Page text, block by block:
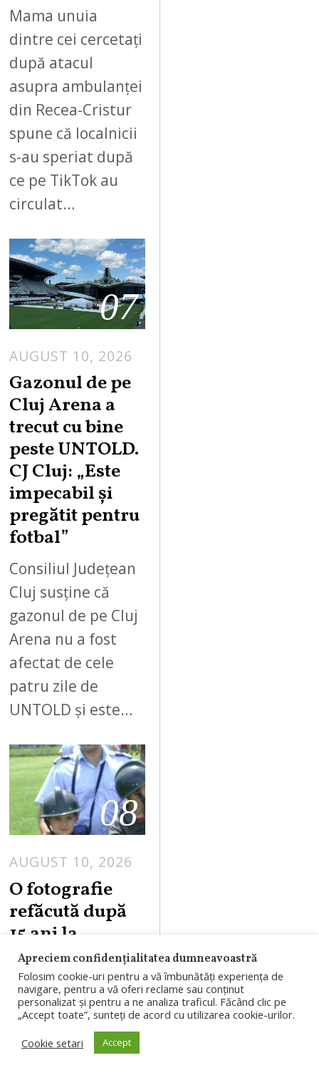
Mama unuia
dintre cei cercetați
după atacul
asupra ambulanței
din Recea-Cristur
spune că localnicii
s-au speriat după
ce pe TikTok au
circulat…
07
AUGUST 10, 2026
Gazonul de pe
Cluj Arena a
trecut cu bine
peste UNTOLD.
CJ Cluj: „Este
impecabil și
pregătit pentru
fotbal”
Consiliul Județean
Cluj susține că
gazonul de pe Cluj
Arena nu a fost
afectat de cele
patru zile de
UNTOLD și este…
08
AUGUST 10, 2026
O fotografie
refăcută după
15 ani la
UNTOLD.
Copilul de
atunci a ajuns
pompier la ISU
Cluj
Apreciem confidențialitatea dumneavoastră
Folosim cookie-uri pentru a vă îmbunătăți experiența de
navigare, pentru a vă oferi reclame sau conținut
personalizat și pentru a ne analiza traficul. Făcând clic pe
„Accept toate”, sunteți de acord cu utilizarea cookie-urilor.
Cookie setari
Accept